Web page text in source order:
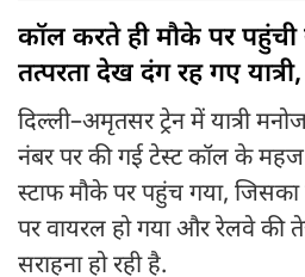
कॉल करते ही मौके पर
तत्परता देख दंग रह गए
दिल्ली–अमृतसर ट्रेन में यात्री मनोज
नंबर पर की गई टेस्ट कॉल के
स्टाफ मौके पर पहुंच गया, जिसका
पर वायरल हो गया और रेलवे की
सराहना हो रही है.